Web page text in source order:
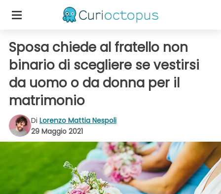
Sposa chiede al fratello non
binario di scegliere se vestirsi
da uomo o da donna per il
matrimonio
Di Lorenzo Mattia Nespoli
29 Maggio 2021